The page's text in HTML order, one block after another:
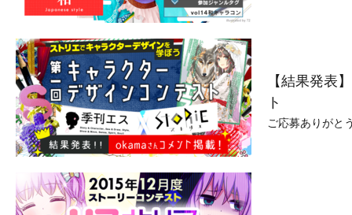
【結果発表
ト
ご応募ありがと